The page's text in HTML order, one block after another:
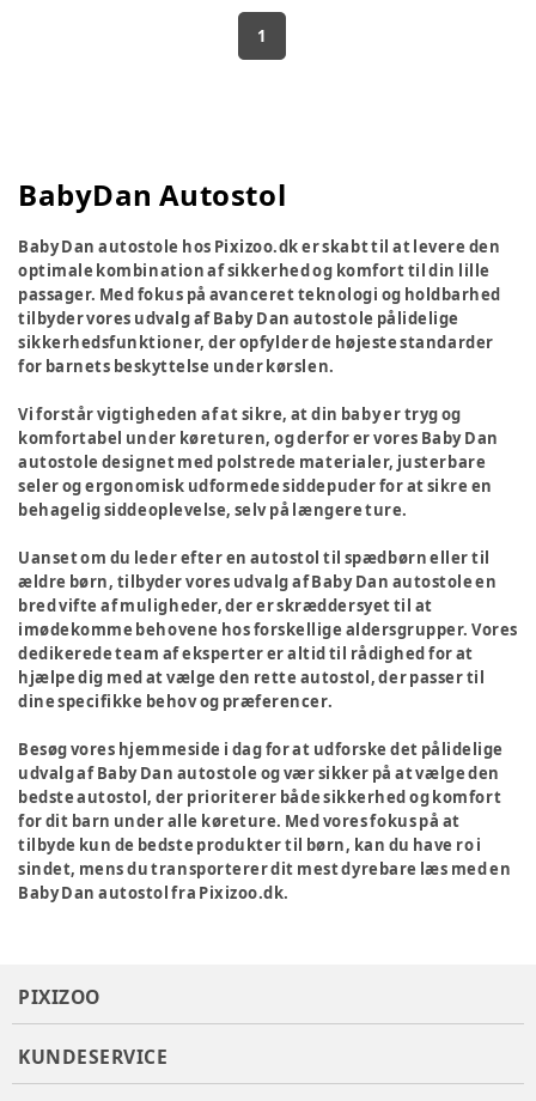
1
BabyDan Autostol
Baby Dan autostole hos Pixizoo.dk er skabt til at levere den
optimale kombination af sikkerhed og komfort til din lille
passager. Med fokus på avanceret teknologi og holdbarhed
tilbyder vores udvalg af Baby Dan autostole pålidelige
sikkerhedsfunktioner, der opfylder de højeste standarder
for barnets beskyttelse under kørslen.
Vi forstår vigtigheden af at sikre, at din baby er tryg og
komfortabel under køreturen, og derfor er vores Baby Dan
autostole designet med polstrede materialer, justerbare
seler og ergonomisk udformede siddepuder for at sikre en
behagelig siddeoplevelse, selv på længere ture.
Uanset om du leder efter en autostol til spædbørn eller til
ældre børn, tilbyder vores udvalg af Baby Dan autostole en
bred vifte af muligheder, der er skræddersyet til at
imødekomme behovene hos forskellige aldersgrupper. Vores
dedikerede team af eksperter er altid til rådighed for at
hjælpe dig med at vælge den rette autostol, der passer til
dine specifikke behov og præferencer.
Besøg vores hjemmeside i dag for at udforske det pålidelige
udvalg af Baby Dan autostole og vær sikker på at vælge den
bedste autostol, der prioriterer både sikkerhed og komfort
for dit barn under alle køreture. Med vores fokus på at
tilbyde kun de bedste produkter til børn, kan du have ro i
sindet, mens du transporterer dit mest dyrebare læs med en
Baby Dan autostol fra Pixizoo.dk.
PIXIZOO
KUNDESERVICE